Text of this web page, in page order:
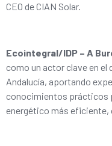
CEO de CIAN Solar.
Ecointegral/IDP – A
como un actor clave en el
Andalucía, aportando
conocimientos prácticos
energético más